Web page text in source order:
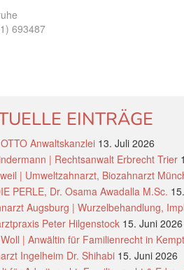
693487
EINTRÄGE
OTTO Anwaltskanzlei 13. Juli 2026
| Rechtsanwalt Erbrecht Trier
| Umweltzahnarzt, Biozahnarzt
PERLE, Dr. Osama Awadalla M.Sc.
Augsburg | Wurzelbehandlung,
Peter Hilgenstock 15. Juni 2026
| Anwältin für Familienrecht in
Ingelheim Dr. Shihabi 15. Juni 2026